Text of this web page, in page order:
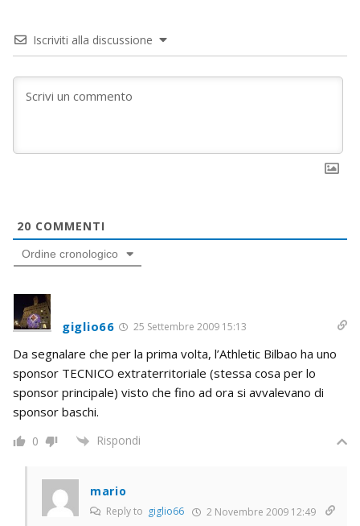
Iscriviti alla discussione
20 COMMENTI
Ordine cronologico
giglio66 25 Settembre 2009 15:13
Da segnalare che per la prima volta, l’Athletic Bilbao ha uno
sponsor TECNICO extraterritoriale (stessa cosa per lo
sponsor principale) visto che fino ad ora si avvalevano di
sponsor baschi.
0 Rispondi
mario
Reply to giglio66 2 Novembre 2009 12:49